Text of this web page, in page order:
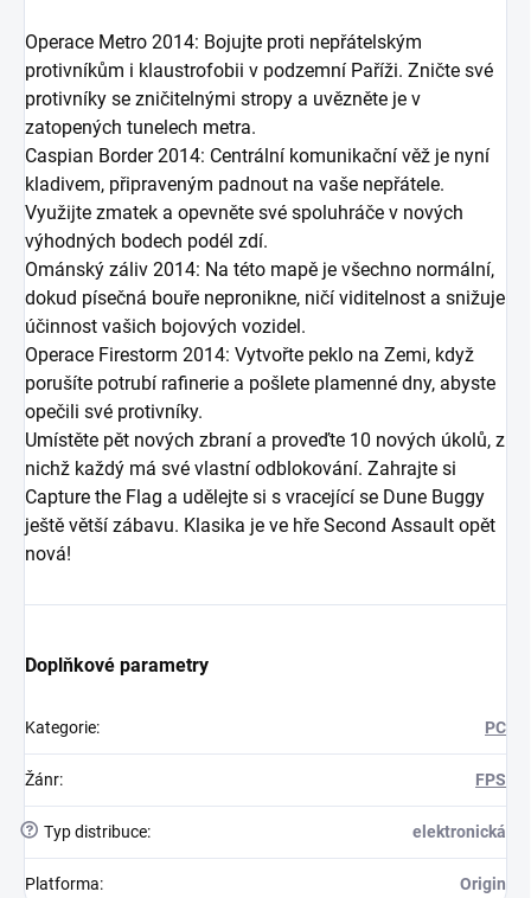
Operace Metro 2014: Bojujte proti nepřátelským
protivníkům i klaustrofobii v podzemní Paříži. Zničte své
protivníky se zničitelnými stropy a uvězněte je v
zatopených tunelech metra.
Caspian Border 2014: Centrální komunikační věž je nyní
kladivem, připraveným padnout na vaše nepřátele.
Využijte zmatek a opevněte své spoluhráče v nových
výhodných bodech podél zdí.
Ománský záliv 2014: Na této mapě je všechno normální,
dokud písečná bouře nepronikne, ničí viditelnost a snižuje
účinnost vašich bojových vozidel.
Operace Firestorm 2014: Vytvořte peklo na Zemi, když
porušíte potrubí rafinerie a pošlete plamenné dny, abyste
opečili své protivníky.
Umístěte pět nových zbraní a proveďte 10 nových úkolů, z
nichž každý má své vlastní odblokování. Zahrajte si
Capture the Flag a udělejte si s vracející se Dune Buggy
ještě větší zábavu. Klasika je ve hře Second Assault opět
nová!
Doplňkové parametry
Kategorie: PC
Žánr: FPS
? Typ distribuce: elektronická
Platforma: Origin